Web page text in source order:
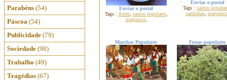
Parabéns (54)
Páscoa (54)
Publicidade (79)
Sociedade (98)
Trabalho (49)
Tragédias (67)
Enviar o postal
Tags : flores, santos populares,
manjerico,
Enviar o postal
Tags : santos
sardinhas, manjerico
Marchas Populares Festas populares